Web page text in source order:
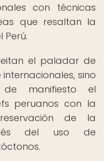
con técnicas
que resaltan la
el paladar de
sino
manifiesto el
peruanos con la
de la
del uso de